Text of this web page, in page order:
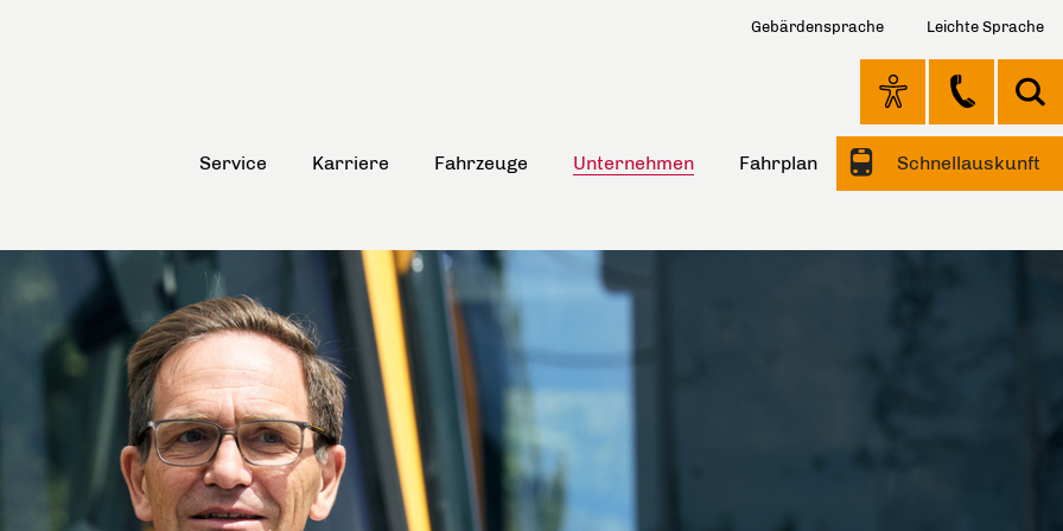
Gebärdensprache Leichte Sprache
Service Karriere Fahrzeuge Unternehmen Fahrplan Schnellauskunft